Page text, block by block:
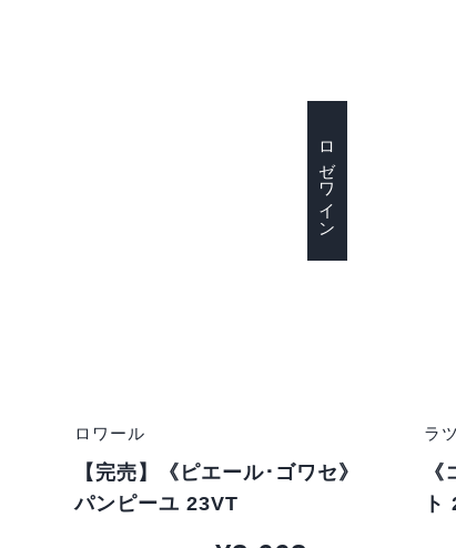
ロゼワイン
ロワール
【完売】《ピエール･ゴワセ》
パンピーユ 23VT
ラ
ト